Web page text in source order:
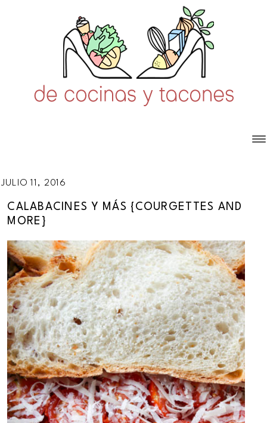
JULIO 11, 2016
CALABACINES Y MÁS {COURGETTES AND
MORE}